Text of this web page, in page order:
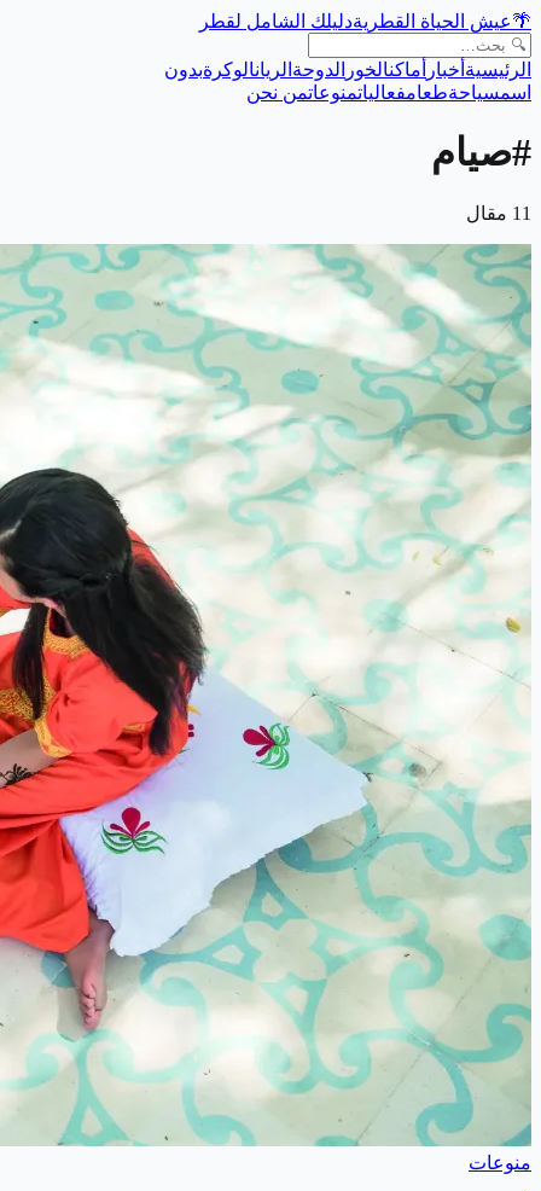
🌴عيش الحياة القطريةدليلك الشامل لقطر
الرئيسية أخبار أماكنالخور الدوحة الريانالوكرةبدون
اسمسياحةطعامفعالياتمنوعاتمن نحن
#صيام
11 مقال
منوعات